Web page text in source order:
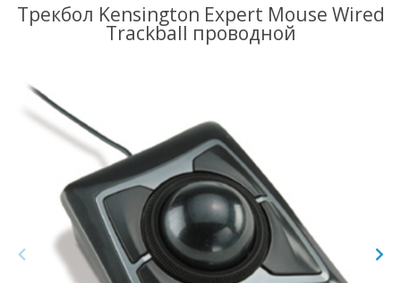
Трекбол Kensington Expert Mouse Wired
Trackball проводной